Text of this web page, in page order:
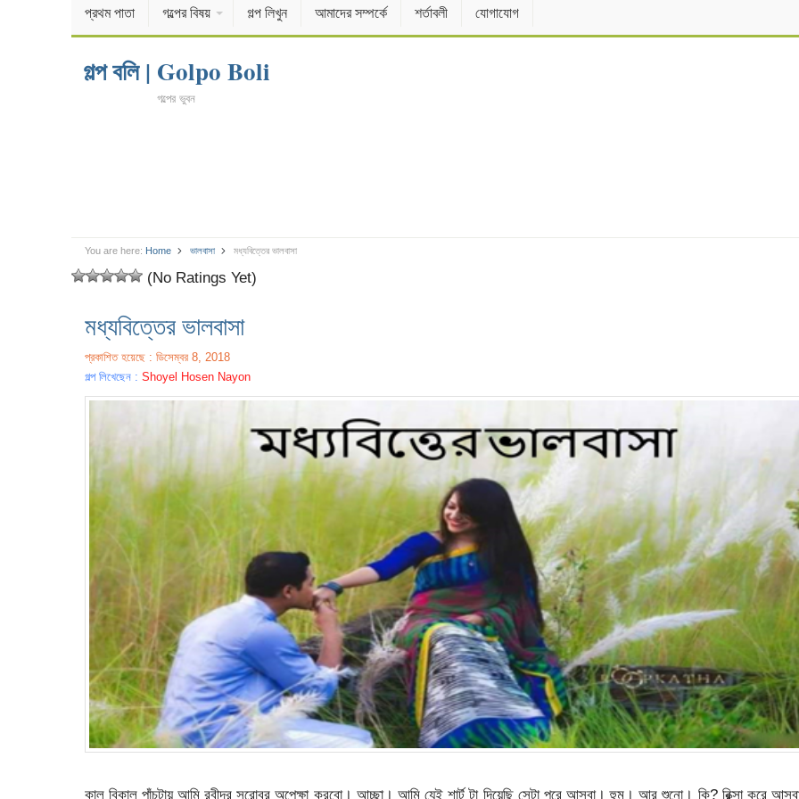
প্রথম পাতা গল্পের বিষয় গল্প লিখুন আমাদের সম্পর্কে শর্তাবলী যোগাযোগ
গল্প বলি | Golpo Boli
গল্পের ভুবন
You are here: Home ভালবাসা মধ্যবিত্তের ভালবাসা
(No Ratings Yet)
মধ্যবিত্তের ভালবাসা
প্রকাশিত হয়েছে : ডিসেম্বর 8, 2018
গল্প লিখেছেন : Shoyel Hosen Nayon
কাল বিকাল পাঁচটায় আমি রবীন্দ্র সরোবর অপেক্ষা করবো। আচ্ছা। আমি যেই শার্ট টা দিয়েছি সেটা পরে আসবা। হুম। আর শুনো। কি? রিক্সা করে